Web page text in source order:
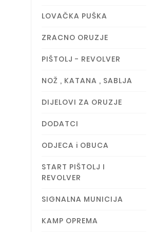
LOVAČKA PUŠKA
ZRACNO ORUZJE
PIŠTOLJ - REVOLVER
NOŽ , KATANA , SABLJA
DIJELOVI ZA ORUZJE
DODATCI
ODJECA i OBUCA
START PIŠTOLJ I
REVOLVER
SIGNALNA MUNICIJA
KAMP OPREMA